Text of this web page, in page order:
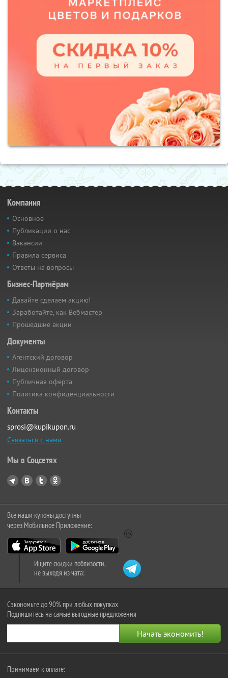
Компания
Основное
Публикации о нас
Вакансии
Правила сервиса
Ответы на вопросы
Бизнес-Партнёрам
Давайте сделаем акцию!
Заработайте, как Вебмастер
Прошедшие акции
Документы
Агентский договор
Лицензионный договор
Публичная оферта
Политика конфиденциальности
Контакты
sprosi@kupikupon.ru
Связаться с нами
Мы в Соцсетях
Все наши купоны доступны
через Мобильное Приложение:
Ищите скидки поблизости,
не выходя из чата:
Сэкономьте до 90% при любых покупках
Подпишитесь на самые выгодные предложения
Принимаем к оплате: